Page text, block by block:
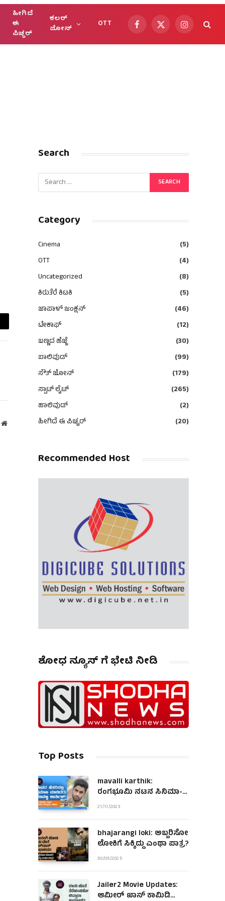
ಹೀಗಿದೆ
ಈ
ಪಿಚ್ಚರ್
ಕಲರ್
ಜೋನ್
OTT Facebook
X
Instagram
Website
Search
Category
Cinema
(5)
OTT
(4)
Uncategorized
(8)
ಕಿರುತೆರೆ ಕಿಟಕಿ
(5)
ಜಾಪಾಳ್ ಜಂಕ್ಷನ್
(46)
ಟೇಕಾಫ್
(12)
ಬಣ್ಣದ ಹೆಜ್ಜೆ
(30)
ಬಾಲಿವುಡ್
(99)
ಸೌತ್ ಜೋನ್
(179)
ಸ್ಪಾಟ್ ಲೈಟ್
(265)
ಹಾಲಿವುಡ್
(2)
ಹೀಗಿದೆ ಈ ಪಿಚ್ಚರ್
(20)
Recommended Host
ಶೋಧ ನ್ಯೂಸ್ ಗೆ ಭೇಟಿ ನೀಡಿ
Top Posts
mavalli karthik:
ರಂಗಭೂಮಿ ನಟನ ಸಿನಿಮಾ-
ಮಾಧ್ಯಮ ಯಾನ!
21/11/2023
bhajarangi loki: ಅಬ್ಬರಿಸೋ
ಲೋಕಿಗೆ ಸಿಕ್ಕಿದ್ದು ಎಂಥಾ ಪಾತ್ರ?
30/05/2025
Jailer2 Movie Updates:
ಆಮೀರ್ ಖಾನ್ ಕಾಮಿಡಿ